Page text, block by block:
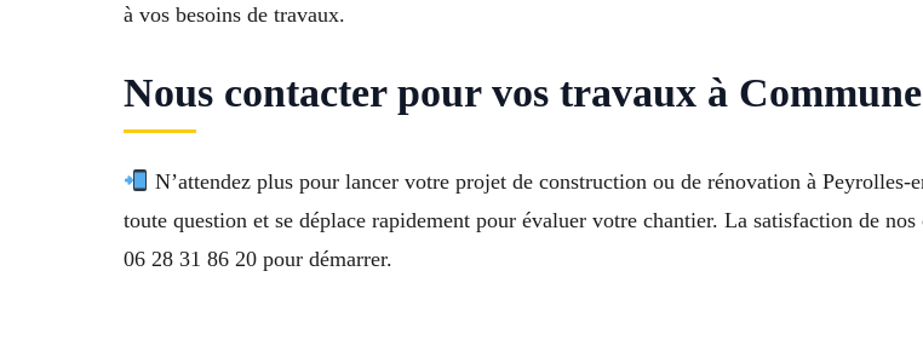
à vos besoins de travaux.
Nous contacter pour vos travaux à
N’attendez plus pour lancer votre projet de construction ou de rénovation à
toute question et se déplace rapidement pour évaluer votre chantier. La satisfaction de
06 28 31 86 20 pour démarrer.